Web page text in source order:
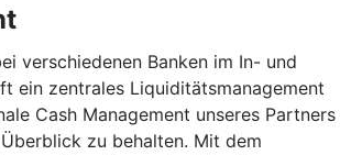
verschiedenen Banken im In- und
ein zentrales Liquiditätsmanagement
Cash Management unseres Partners
zu behalten. Mit dem